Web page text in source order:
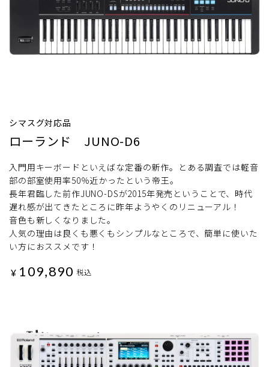
シマスグ対応品
ローランド JUNO-D6
入門用キーボードといえばな定番の新作。とある調査では軽音
部の部室使用率50％近かったという帝王。
長年君臨した前作JUNO-DSが2015年発売ということで、時代
遅れ感が出てきたところに昨年ようやくのリニューアル！
音色も新しくなりました。
人気の理由は良くも悪くもシンプルなところで、簡単に使いた
い方におススメです！
¥ 109,890 税込